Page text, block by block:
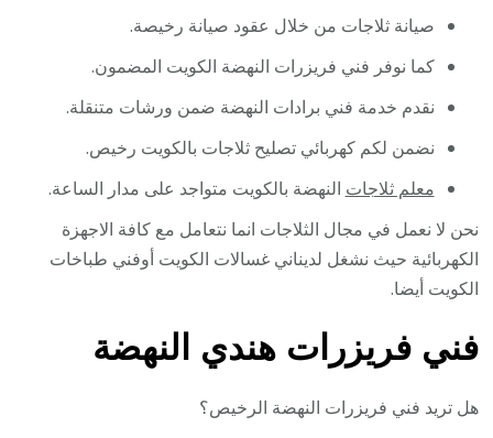
صيانة ثلاجات من خلال عقود صيانة رخيصة.
كما نوفر فني فريزرات النهضة الكويت المضمون.
نقدم خدمة فني برادات النهضة ضمن ورشات متنقلة.
نضمن لكم كهربائي تصليح ثلاجات بالكويت رخيص.
معلم ثلاجات النهضة بالكويت متواجد على مدار الساعة.
نحن لا نعمل في مجال الثلاجات انما نتعامل مع كافة الاجهزة
الكهربائية حيث نشغل لديناني غسالات الكويت أوفني طباخات
الكويت أيضا.
فني فريزرات هندي النهضة
هل تريد فني فريزرات النهضة الرخيص؟